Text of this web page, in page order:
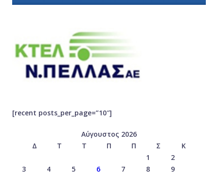
[recent posts_per_page=”10″]
Αύγουστος 2026
Δ
Τ Τ Π Π Σ
Κ
1
2
3
4 5 6 7 8
9